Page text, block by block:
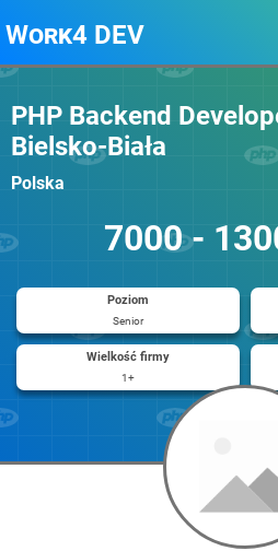
Work4 DEV
PHP Backend
Bielsko-Biała
Polska
7000 -
Poziom
Senior
Wielkość firmy
1+